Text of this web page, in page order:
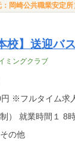
岡崎公共職業安定所
校】送迎バ
ミングクラブ
人の場合は月額（換算額）、パート
の他